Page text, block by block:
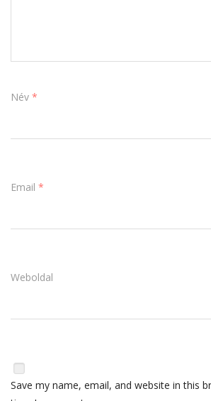
Név *
Email *
Weboldal
Save my name, email, and website in this